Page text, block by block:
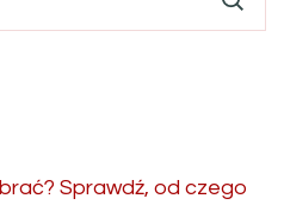
Sprawdź, od czego